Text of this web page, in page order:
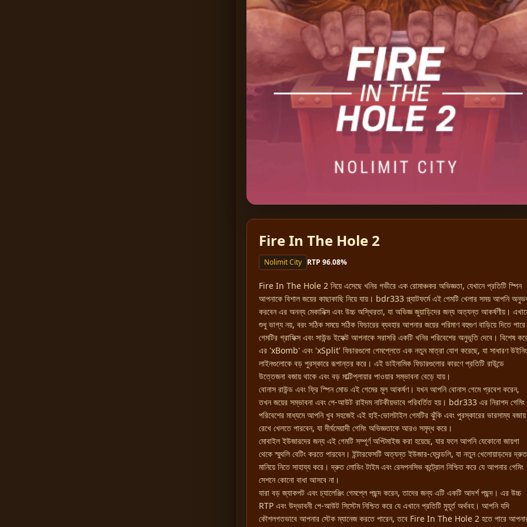
▶
Fire In The Hole 2
Nolimit City RTP 96.08%
Fire In The Hole 2 নিয়ে এসেছে খনির গভীরে এক রোমাঞ্চকর অভিজ্ঞতা, যেখানে প্রতিটি স্পিন
আপনাকে বিশাল জয়ের কাছাকাছি নিয়ে যায়। bdr333 প্ল্যাটফর্মে এই গেমটি খেলার সময় আপনি
করবেন এর অনন্য মেকানিক্স এবং উচ্চ অস্থিরতা, যা অভিজ্ঞ জুয়াড়িদের জন্য অত্যন্ত আকর্ষণীয়।
শুধু ভাগ্য নয়, বরং সঠিক সময়ে সঠিক ফিচারের ব্যবহার আপনার জয়ের পরিমাণ বহুগুণ বাড়িয়ে দিতে
গেমটির গ্রাফিক্স এবং সাউন্ড ইফেক্ট আপনাকে সরাসরি একটি খনির পরিবেশের অনুভূতি দেবে। বিশেষ
এর 'xBomb' এবং 'xSplit' ফিচারগুলো গেমপ্লেতে এক নতুন মাত্রা যোগ করেছে, যা সাধারণ উইনিং
লাইনগুলোকে বড় পুরস্কারে রূপান্তর করে। এই ডাইনামিক ফিচারগুলোর কারণে প্রতিটি রাউন্ডে
উত্তেজনা বজায় থাকে এবং বড় মাল্টিপ্লায়ার পাওয়ার সম্ভাবনা বেড়ে যায়।
বোনাস রাউন্ড এবং ফ্রি স্পিন মোড এই গেমের মূল আকর্ষণ। যখন আপনি বোনাস গেমে প্রবেশ করেন,
তখন জয়ের সম্ভাবনা এবং পে-আউট রাইদম নাটকীয়ভাবে পরিবর্তিত হয়। bdr333 এর নিরাপদ গেমিং
পরিবেশের মাধ্যমে আপনি খুব সহজেই এই হাই-ভোলটাইল গেমটির ঝুঁকি এবং পুরস্কারের ভারসাম্য বজায়
রেখে খেলতে পারবেন, যা দীর্ঘমেয়াদী গেমিং অভিজ্ঞতাকে আরও সমৃদ্ধ করে।
মোবাইল ইউজারদের জন্য এই গেমটি সম্পূর্ণ অপ্টিমাইজ করা হয়েছে, যার ফলে আপনি যেকোনো জায়গা
থেকে স্মুথলি বেটিং করতে পারবেন। ইন্টারফেসটি অত্যন্ত ইউজার-ফ্রেন্ডলি, যা নতুন খেলোয়াড়দের দ্রুত
মানিয়ে নিতে সাহায্য করে। দ্রুত লোডিং টাইম এবং রেসপনসিভ কন্ট্রোল নিশ্চিত করে যে আপনার গেমিং
সেশনে কোনো বাধা আসবে না।
যারা বড় জ্যাকপট এবং চ্যালেঞ্জিং গেমপ্লে পছন্দ করেন, তাদের জন্য এটি একটি আদর্শ পছন্দ। এর উচ্চ
RTP এবং উদ্ভাবনী পে-আউট সিস্টেম নিশ্চিত করে যে এখানে প্রতিটি মুহূর্ত অর্থবহ। আপনি যদি
কৌশলগতভাবে আপনার স্টেক ম্যানেজ করতে পারেন, তবে Fire In The Hole 2 হতে পারে